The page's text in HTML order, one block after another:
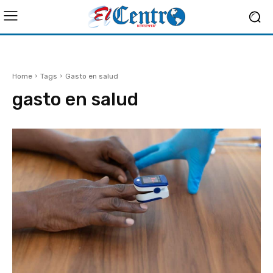
Home Tags Gasto en salud
gasto en salud